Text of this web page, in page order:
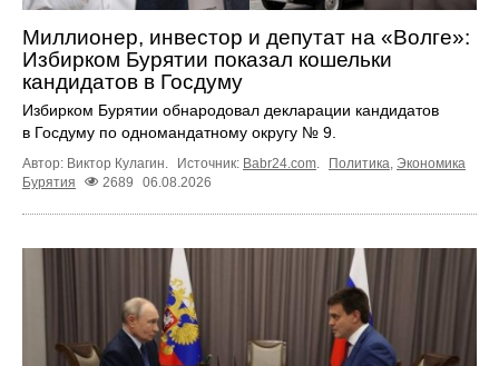
Миллионер, инвестор и депутат на «Волге»:
Избирком Бурятии показал кошельки
кандидатов в Госдуму
Избирком Бурятии обнародовал декларации кандидатов
в Госдуму по одномандатному округу № 9.
Автор: Виктор Кулагин. Источник: Babr24.com Политика Экономика
Бурятия
2689 06.08.2026